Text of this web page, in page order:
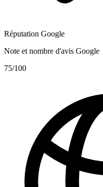
Réputation Google
Note et nombre d'avis Google
75/100